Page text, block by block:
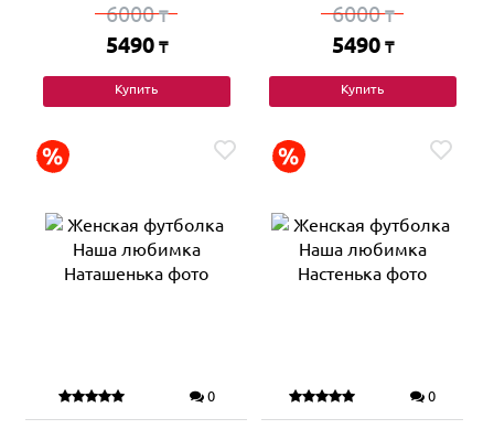
6000₸
5490 ₸
Купить
6000₸
5490 ₸
Купить
0 0